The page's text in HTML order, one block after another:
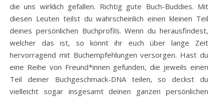
die uns wirklich gefallen. Richtig gute Buch-Buddies. Mit
diesen Leuten teilst du wahrscheinlich einen kleinen Teil
deines persönlichen Buchprofils. Wenn du herausfindest,
welcher das ist, so könnt ihr euch über lange Zeit
hervorragend mit Buchempfehlungen versorgen. Hast du
eine Reihe von Freund*innen gefunden, die jeweils einen
Teil deiner Buchgeschmack-DNA teilen, so deckst du
vielleicht sogar insgesamt deinen ganzen persönlichen